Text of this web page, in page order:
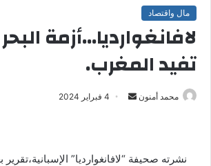
مال واقتصاد
لافانغوارديا…أزمة
تفيد المغرب.
محمد أمنون 4 فبراير 2024
نشرته صحيفة “لافانغوارديا” الإسبانية،تقرير